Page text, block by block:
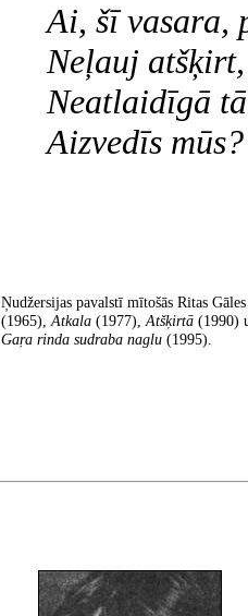
Ai, šī vasara,
Neļauj
Neatlaidīgā
Aizvedīs mūs?
Ņudžersijas pavalstī mītošās Ritas
(1965), Atkala (1977), Atšķirtā (1990)
Gaŗa rinda sudraba naglu (1995).